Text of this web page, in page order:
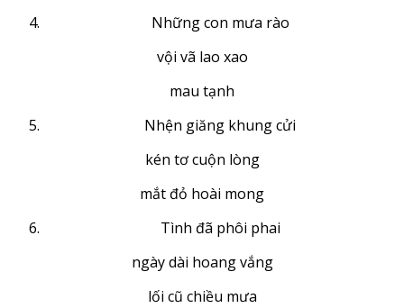
Những con mưa rào
vội vã lao xao
mau tạnh
Nhện giăng khung cửi
kén tơ cuộn lòng
mắt đỏ hoài mong
Tình đã phôi phai
ngày dài hoang vắng
lối cũ chiều mưa